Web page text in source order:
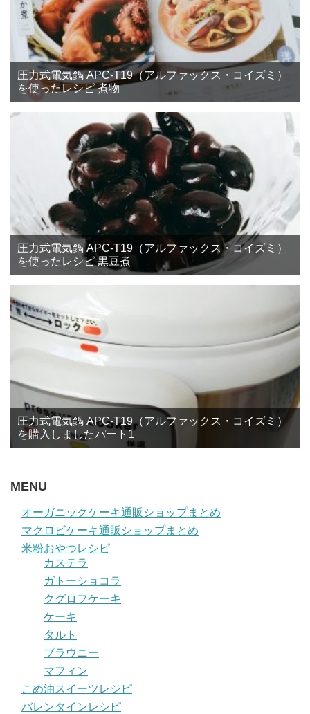
圧力式電気鍋 APC-T19（アルファックス・コイズミ）
を使ったレシピ 煮物
圧力式電気鍋 APC-T19（アルファックス・コイズミ）
を使ったレシピ 黒豆煮
圧力式電気鍋 APC-T19（アルファックス・コイズミ）
を購入しましたパート1
MENU
オーガニックケーキ通販ショップまとめ
マクロビケーキ通販ショップまとめ
米粉おやつレシピ
カステラ
ガトーショコラ
クグロフケーキ
ケーキ
タルト
ブラウニー
マフィン
こめ油スイーツレシピ
バレンタインレシピ